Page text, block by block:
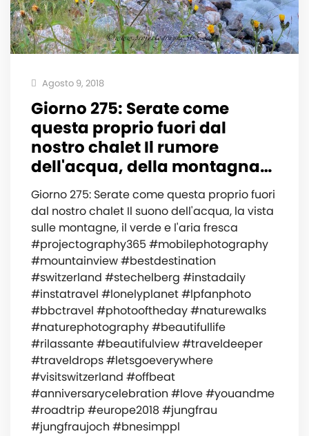
Agosto 9, 2018
Giorno 275: Serate come
questa proprio fuori dal
nostro chalet Il rumore
dell'acqua, della montagna…
Giorno 275: Serate come questa proprio fuori
dal nostro chalet Il suono dell'acqua, la vista
sulle montagne, il verde e l'aria fresca
#projectography365 #mobilephotography
#mountainview #bestdestination
#switzerland #stechelberg #instadaily
#instatravel #lonelyplanet #lpfanphoto
#bbctravel #photooftheday #naturewalks
#naturephotography #beautifullife
#rilassante #beautifulview #traveldeeper
#traveldrops #letsgoeverywhere
#visitswitzerland #offbeat
#anniversarycelebration #love #youandme
#roadtrip #europe2018 #jungfrau
#jungfraujoch #bnesimppl